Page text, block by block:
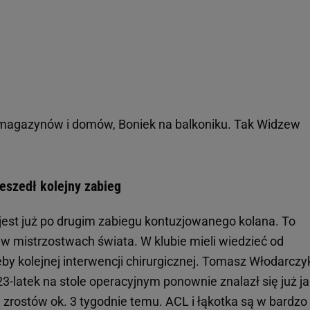
i domów, Boniek na balkoniku. Tak Widzew
kolejny zabieg
już po drugim zabiegu kontuzjowanego kolana. To
mistrzostwach świata. W klubie mieli wiedzieć od
kolejnej interwencji chirurgicznej. Tomasz
latek na stole operacyjnym ponownie znalazł się już
ok. 3 tygodnie temu. ACL i łąkotka są w bardzo